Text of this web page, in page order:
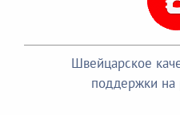
Швейцарское
поддержки на